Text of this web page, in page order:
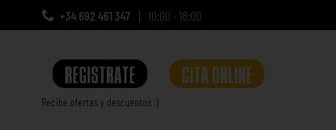
+34 692 461 347 10:00 - 18:00
REGISTRATE
Recibe ofertas y descuentos :)
CITA ONLINE